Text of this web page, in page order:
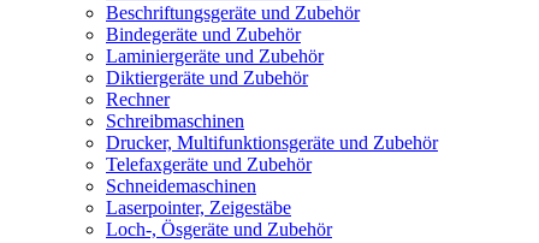
Beschriftungsgeräte und Zubehör
Bindegeräte und Zubehör
Laminiergeräte und Zubehör
Diktiergeräte und Zubehör
Rechner
Schreibmaschinen
Drucker, Multifunktionsgeräte und Zubehör
Telefaxgeräte und Zubehör
Schneidemaschinen
Laserpointer, Zeigestäbe
Loch-, Ösgeräte und Zubehör